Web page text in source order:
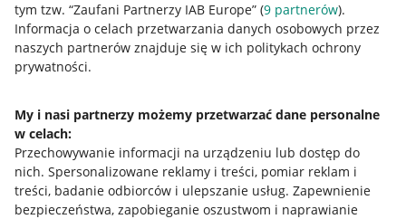
tym tzw. “Zaufani Partnerzy IAB Europe” (9 partnerów).
Informacja o celach przetwarzania danych osobowych przez
naszych partnerów znajduje się w ich politykach ochrony
prywatności.
My i nasi partnerzy możemy przetwarzać dane personalne
w celach:
Przechowywanie informacji na urządzeniu lub dostęp do
nich. Spersonalizowane reklamy i treści, pomiar reklam i
treści, badanie odbiorców i ulepszanie usług. Zapewnienie
bezpieczeństwa, zapobieganie oszustwom i naprawianie
Regulamin
Polityka plików "cookies"
Udostępnianie lokalizacji
Informacje dla Aktu o Usługach Cyfrowych
Pobierz aplikację